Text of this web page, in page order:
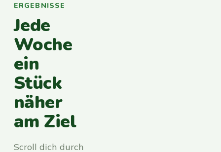
ERGEBNISSE
Jede
Woche
ein
Stück
näher
am Ziel
Scroll dich durch